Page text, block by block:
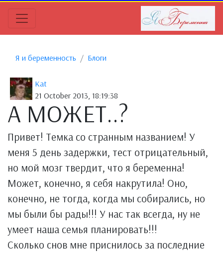
Я и беременность Блоги
Kat
21 October 2013, 18:19:38
А МОЖЕТ..?
Привет! Темка со странным названием! У
меня 5 день задержки, тест отрицательный,
но мой мозг твердит, что я беременна!
Может, конечно, я себя накрутила! Оно,
конечно, не тогда, когда мы собирались, но
мы были бы рады!!! У нас так всегда, ну не
умеет наша семья планировать!!!
Сколько снов мне приснилось за последние